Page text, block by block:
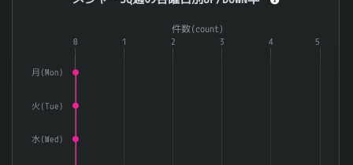
Combination chart with 3 data series.
The chart has 1 X axis displaying categories.
件数(count)
月(Mon)
火(Tue)
水(Wed)
0 1 2 3 4 5